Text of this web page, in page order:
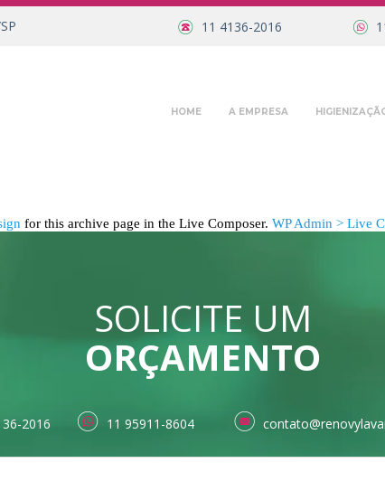
11 4136-2016
HOME A EMPRESA
for this archive page in the Live Composer. WP Admin > Live
SOLICITE UM
ORÇAMENTO
2016 11 95911-8604